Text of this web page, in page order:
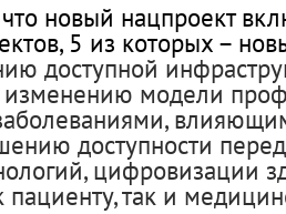
новый нацпроект
5 из которых –
доступной
изменению модели
доступности
цифровизации
так и